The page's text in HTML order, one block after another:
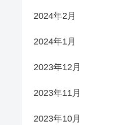
2024年2月
2024年1月
2023年12月
2023年11月
2023年10月